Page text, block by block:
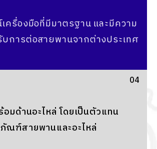
ครื่องมือที่มีมาตรฐาน และมีความ
การต่อสายพานจากต่างประเทศ
04
อมด้านอะไหล่ โดยเป็นตัวแทน
ณฑ์สายพานและอะไหล่